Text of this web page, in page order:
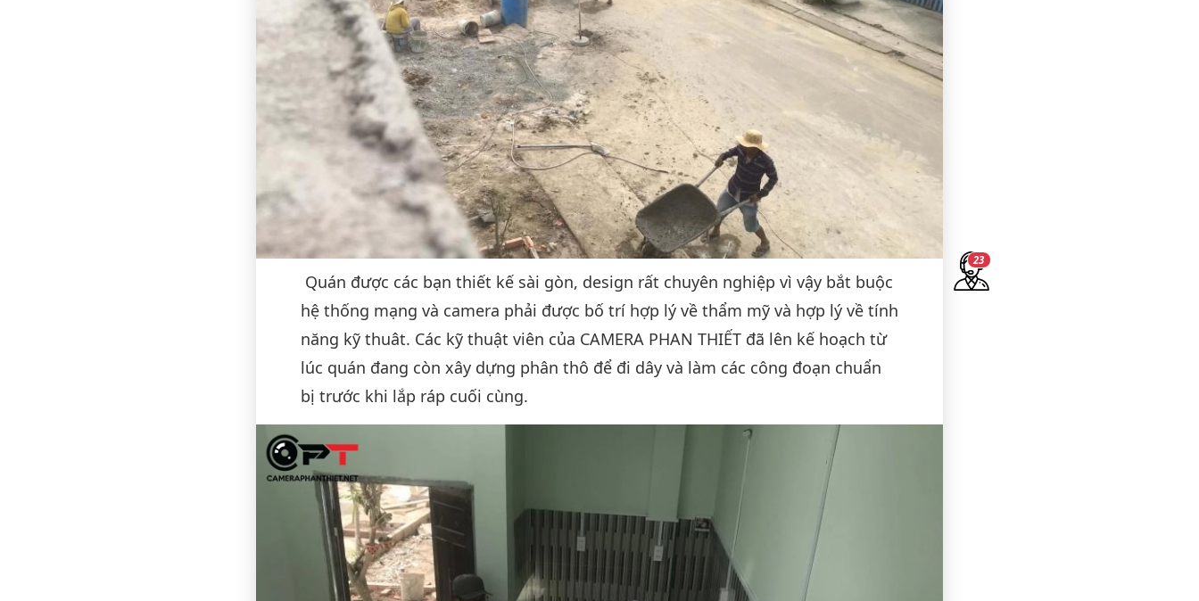
21
Quán được các bạn thiết kế sài gòn, design rất chuyên nghiệp vì vậy bắt buộc
hệ thống mạng và camera phải được bố trí hợp lý về thẩm mỹ và hợp lý về tính
năng kỹ thuât. Các kỹ thuật viên của CAMERA PHAN THIẾT đã lên kế hoạch từ
lúc quán đang còn xây dựng phân thô để đi dây và làm các công đoạn chuẩn
bị trước khi lắp ráp cuối cùng.